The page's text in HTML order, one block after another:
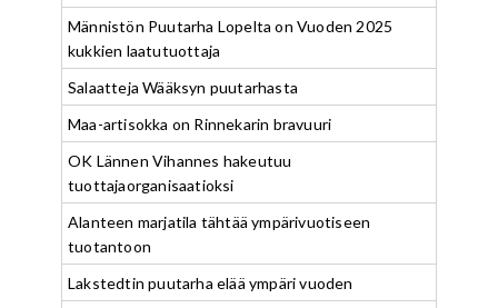
Männistön Puutarha Lopelta on Vuoden 2025
kukkien laatutuottaja
Salaatteja Wääksyn puutarhasta
Maa-artisokka on Rinnekarin bravuuri
OK Lännen Vihannes hakeutuu
tuottajaorganisaatioksi
Alanteen marjatila tähtää ympärivuotiseen
tuotantoon
Lakstedtin puutarha elää ympäri vuoden